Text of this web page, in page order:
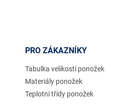
PRO ZÁKAZNÍKY
Tabulka velikostí ponožek
Materiály ponožek
Teplotní třídy ponožek